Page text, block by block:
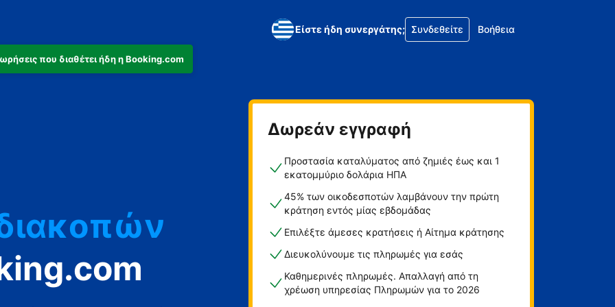
που διαθέτει ήδη η Booking.com
Είστε ήδη συνεργάτης; Συνδεθείτε Βοήθεια
Δωρεάν εγγραφή
Προστασία καταλύματος από ζημιές έως και 1
εκατομμύριο δολάρια ΗΠΑ
45% των οικοδεσποτών λαμβάνουν την πρώτη
κράτηση εντός μίας εβδομάδας
Επιλέξτε άμεσες κρατήσεις ή Αίτημα κράτησης
Διευκολύνουμε τις πληρωμές για εσάς
Καθημερινές πληρωμές. Απαλλαγή από τη
χρέωση υπηρεσίας Πληρωμών για το 2026